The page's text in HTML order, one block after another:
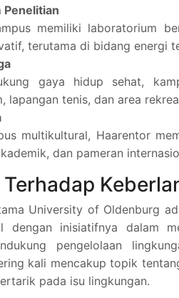
Penelitian
memiliki laboratorium
terutama di bidang energi
gaya hidup sehat,
lapangan tenis, dan area
multikultural, Haarentor
dan pameran
University of Oldenburg
dengan inisiatifnya dalam
pengelolaan
kali mencakup topik
pada isu lingkungan.